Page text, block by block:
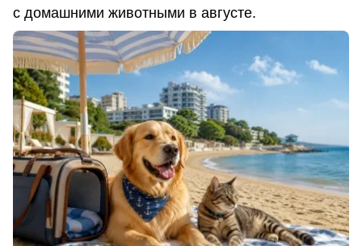
с домашними животными в августе.